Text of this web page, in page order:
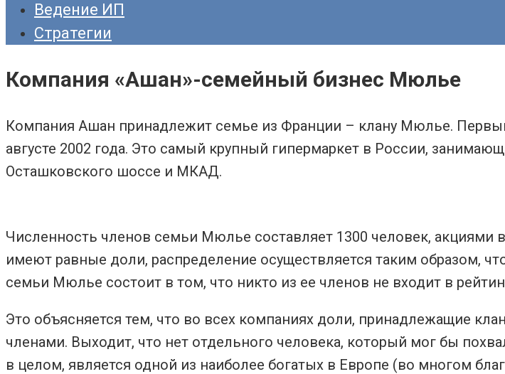
Ведение ИП
Стратегии
Компания «Ашан»-семейный бизнес Мюлье
Компания Ашан принадлежит семье из Франции – клану Мюлье.
августе 2002 года. Это самый крупный гипермаркет в России,
Осташковского шоссе и МКАД.
Численность членов семьи Мюлье составляет 1300 человек, акциями
имеют равные доли, распределение осуществляется таким образом,
семьи Мюлье состоит в том, что никто из ее членов не входит в
Это объясняется тем, что во всех компаниях доли, принадлежащие
членами. Выходит, что нет отдельного человека, который мог бы
в целом, является одной из наиболее богатых в Европе (во многом